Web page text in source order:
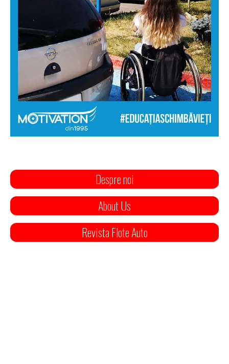
Despre noi
About Us
Revista Flote Auto